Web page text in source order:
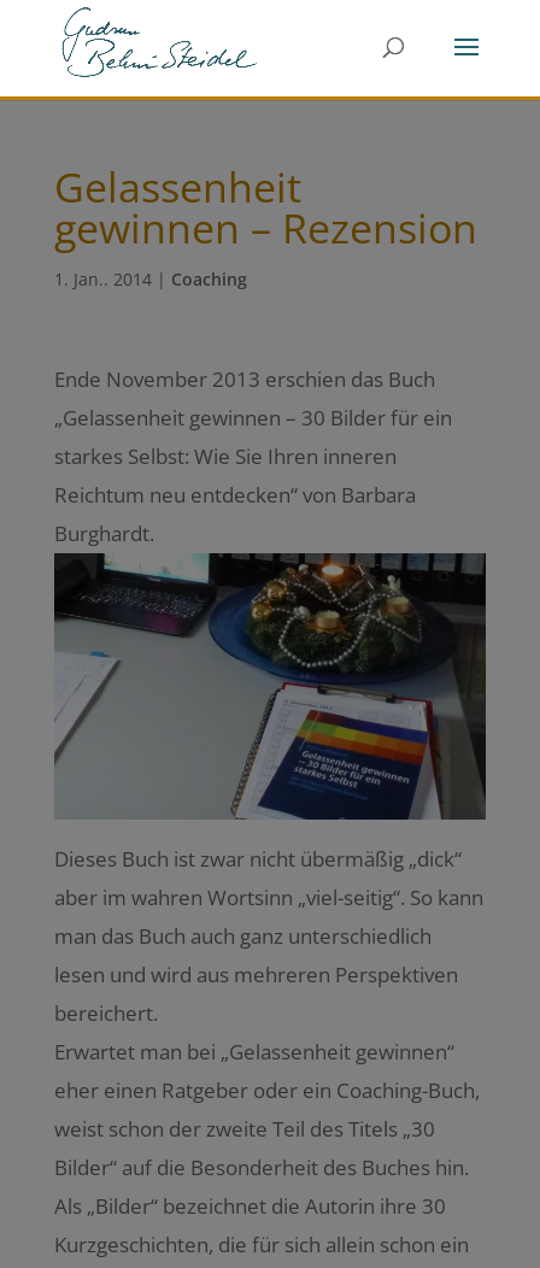
Gelassenheit
gewinnen – Rezension
1. Jan.. 2014| Coaching
Ende November 2013 erschien das Buch
„Gelassenheit gewinnen – 30 Bilder für ein
starkes Selbst: Wie Sie Ihren inneren
Reichtum neu entdecken“ von Barbara
Burghardt.
Dieses Buch ist zwar nicht übermäßig „dick“
aber im wahren Wortsinn „viel-seitig“. So kann
man das Buch auch ganz unterschiedlich
lesen und wird aus mehreren Perspektiven
bereichert.
Erwartet man bei „Gelassenheit gewinnen“
eher einen Ratgeber oder ein Coaching-Buch,
weist schon der zweite Teil des Titels „30
Bilder“ auf die Besonderheit des Buches hin.
Als „Bilder“ bezeichnet die Autorin ihre 30
Kurzgeschichten, die für sich allein schon ein